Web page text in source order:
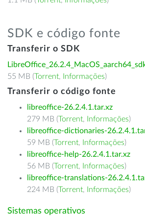
SDK e código fonte
Transferir o SDK
55 MB (Torrent, Informações)
Transferir o código fonte
libreoffice-26.2.4.1.tar.xz
279 MB (Torrent, Informações)
libreoffice-dictionaries-
59 MB (Torrent, Informações)
libreoffice-help-26.2.4.1.tar.xz
56 MB (Torrent, Informações)
libreoffice-translations-
224 MB (Torrent, Informações)
Sistemas operativos